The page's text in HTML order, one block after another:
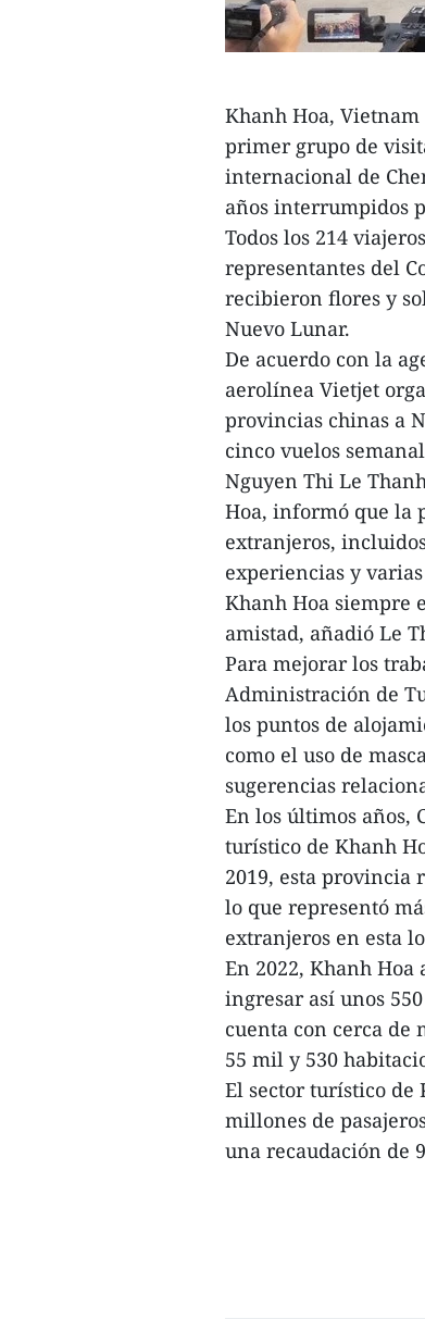
Khanh Hoa,
primer grupo de
internacional de
años interrumpidos
Todos los 214
representantes del
recibieron flores y
Nuevo Lunar.
De acuerdo con la
aerolínea Vietjet
provincias chinas a
cinco vuelos
Nguyen Thi Le
Hoa, informó que la
extranjeros,
experiencias y
Khanh Hoa siempre
amistad, añadió Le
Para mejorar los
Administración de
los puntos de
como el uso de
sugerencias
En los últimos años,
turístico de Khanh
2019, esta provincia
lo que representó
extranjeros en esta
En 2022, Khanh
ingresar así unos
cuenta con cerca de
55 mil y 530
El sector turístico de
millones de
una recaudación de